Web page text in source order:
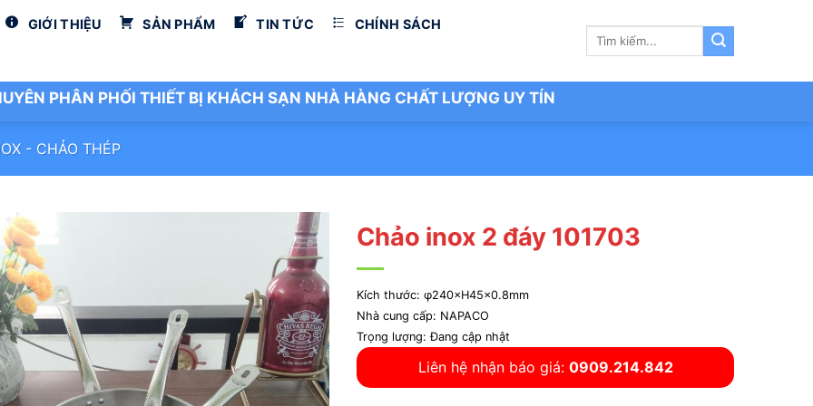
GIỚI THIỆU SẢN PHẨM TIN TỨC CHÍNH SÁCH
Tìm
PHÂN PHỐI THIẾT BỊ KHÁCH SẠN NHÀ HÀNG CHẤT LƯỢNG UY TÍN
- CHẢO THÉP
Chảo inox 2 đáy 101703
Kích thước: φ240×H45x0.8mm
Nhà cung cấp: NAPACO
Trọng lượng: Đang cập nhật
Liên hệ nhận báo giá: 0909.214.842